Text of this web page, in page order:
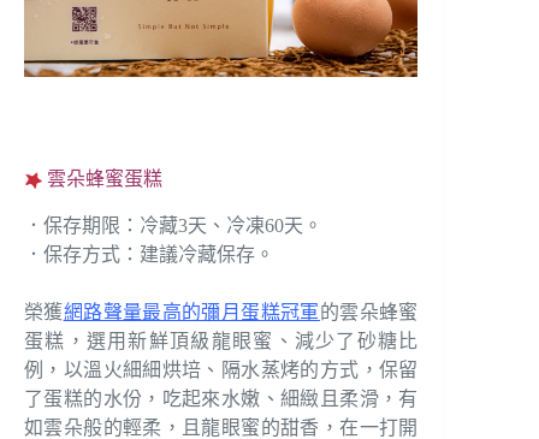
雲朵蜂蜜蛋糕
．保存期限：冷藏3天、冷凍60天。
．保存方式：建議冷藏保存。
榮獲網路聲量最高的彌月蛋糕冠軍的雲朵蜂蜜
蛋糕，選用新鮮頂級龍眼蜜、減少了砂糖比
例，以溫火細細烘培、隔水蒸烤的方式，保留
了蛋糕的水份，吃起來水嫩、細緻且柔滑，有
如雲朵般的輕柔，且龍眼蜜的甜香，在一打開